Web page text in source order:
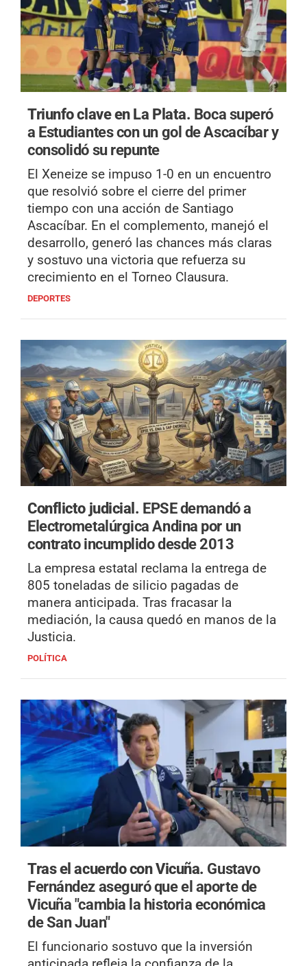
Triunfo clave en La Plata. Boca superó
a Estudiantes con un gol de Ascacíbar y
consolidó su repunte
El Xeneize se impuso 1-0 en un encuentro
que resolvió sobre el cierre del primer
tiempo con una acción de Santiago
Ascacíbar. En el complemento, manejó el
desarrollo, generó las chances más claras
y sostuvo una victoria que refuerza su
crecimiento en el Torneo Clausura.
DEPORTES
Conflicto judicial. EPSE demandó a
Electrometalúrgica Andina por un
contrato incumplido desde 2013
La empresa estatal reclama la entrega de
805 toneladas de silicio pagadas de
manera anticipada. Tras fracasar la
mediación, la causa quedó en manos de la
Justicia.
POLÍTICA
Tras el acuerdo con Vicuña. Gustavo
Fernández aseguró que el aporte de
Vicuña "cambia la historia económica
de San Juan"
El funcionario sostuvo que la inversión